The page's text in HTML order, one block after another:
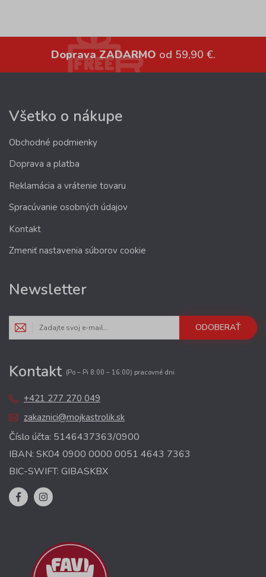
Doprava ZADARMO od 59,90 €.
Všetko o nákupe
Obchodné podmienky
Doprava a platba
Reklamácia a vrátenie tovaru
Spracúvanie osobných údajov
Kontakt
Zmeniť nastavenia súborov cookie
Newsletter
ODOBERAŤ
Kontakt (Po – Pi 8:00 – 16:00) pracovné dni
+421 277 270 049
zakaznici@mojkastrolik.sk
Číslo účta: 5146437363/0900
IBAN: SK04 0900 0000 0051 4643 7363
BIC-SWIFT: GIBASKBX